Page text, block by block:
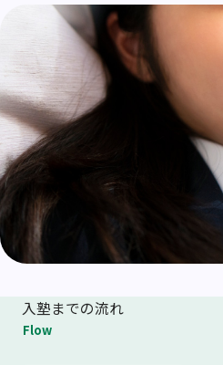
入塾までの流れ
Flow